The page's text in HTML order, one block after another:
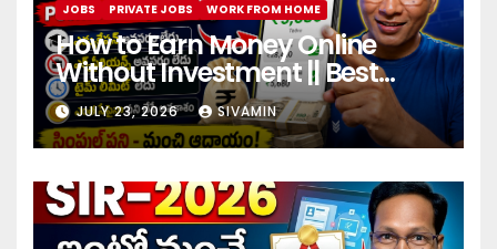
JOBS PRIVATE JOBS WORK FROM HOME
How to Earn Money Online
Without Investment || Best
online earning app without
investment 2026
JULY 23, 2026 SIVAMIN